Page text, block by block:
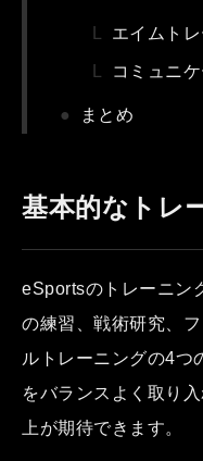
エイムト
コミュニ
まとめ
基本的なトレ
eSportsのトレーニン
の練習、戦術研究、
ルトレーニングの4つ
をバランスよく取り
上が期待できます。